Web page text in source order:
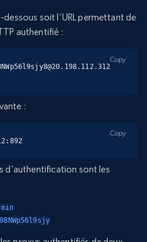
soit l’URL permettant de
authentifié :
Copy
:
Copy
d’authentification sont les